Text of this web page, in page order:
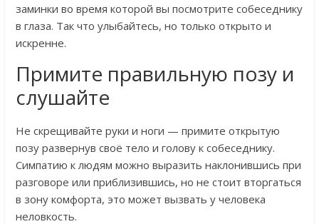
заминки во время которой вы посмотрите собеседнику
в глаза. Так что улыбайтесь, но только открыто и
искренне.
Примите правильную позу и
слушайте
Не скрещивайте руки и ноги — примите открытую
позу развернув своё тело и голову к собеседнику.
Симпатию к людям можно выразить наклонившись при
разговоре или приблизившись, но не стоит вторгаться
в зону комфорта, это может вызвать у человека
неловкость.